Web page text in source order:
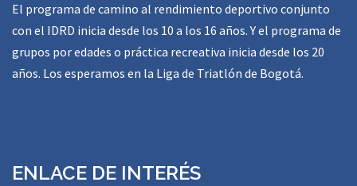
El programa de camino al rendimiento deportivo conjunto
con el IDRD inicia desde los 10 a los 16 años. Y el programa de
grupos por edades o práctica recreativa inicia desde los 20
años. Los esperamos en la Liga de Triatlón de Bogotá.
ENLACE DE INTERÉS